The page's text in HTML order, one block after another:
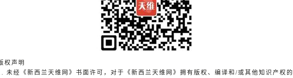
权声明
未经《新西兰天维网》书面许可，对于《新西兰天维网》拥有版权、编译和/或其他知识产权的